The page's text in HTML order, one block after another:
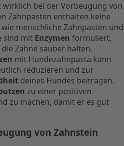
wirklich bei der Vorbeugung von
Zahnpasten enthalten keine
menschliche Zahnpasten und
sind mit Enzymen formuliert,
Zähne sauber halten.
mit Hundezahnpasta kann
reduzieren und zur
deines Hundes beitragen.
zu einer positiven
zu machen, damit er es gut
von Zahnstein